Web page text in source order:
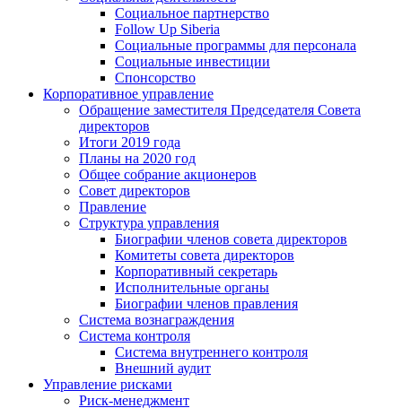
Социальное партнерство
Follow Up Siberia
Социальные программы для персонала
Социальные инвестиции
Спонсорство
Корпоративное управление
Обращение заместителя Председателя Совета
директоров
Итоги 2019 года
Планы на 2020 год
Общее собрание акционеров
Совет директоров
Правление
Структура управления
Биографии членов совета директоров
Комитеты совета директоров
Корпоративный секретарь
Исполнительные органы
Биографии членов правления
Система вознаграждения
Система контроля
Система внутреннего контроля
Внешний аудит
Управление рисками
Риск-менеджмент